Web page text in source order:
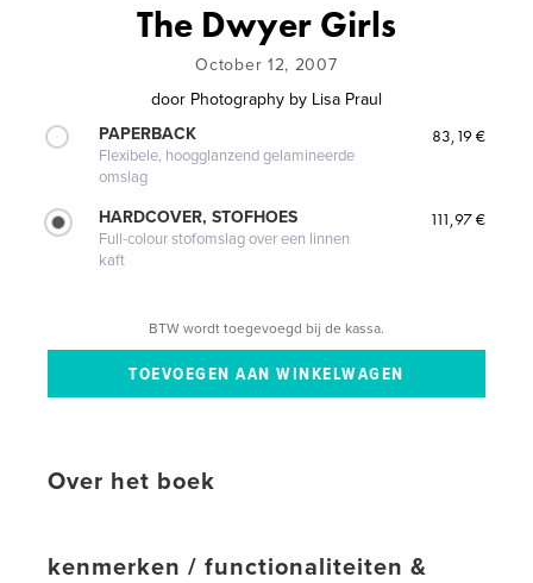
The Dwyer Girls
October 12, 2007
door Photography by Lisa Praul
PAPERBACK
Flexibele, hoogglanzend gelamineerde
omslag
83,19 €
HARDCOVER, STOFHOES
Full-colour stofomslag over een linnen
kaft
111,97 €
BTW wordt toegevoegd bij de kassa.
Over het boek
kenmerken / functionaliteiten &